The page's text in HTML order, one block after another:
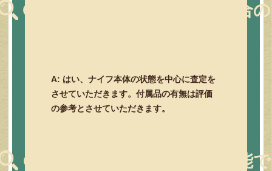
Q: 付属品が欠品している場合の
A: はい、ナイフ本体の状態を中心に査定を
させていただきます。付属品の有無は評価
の参考とさせていただきます。
Q: 全国からの買取依頼は可能で